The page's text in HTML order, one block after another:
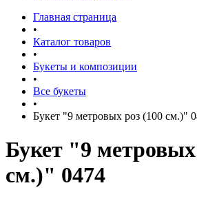
Главная страница
•
Каталог товаров
•
Букеты и композиции
•
Все букеты
•
Букет "9 метровых роз (100 см.)"
Букет "9 метровых
см.)" 0474